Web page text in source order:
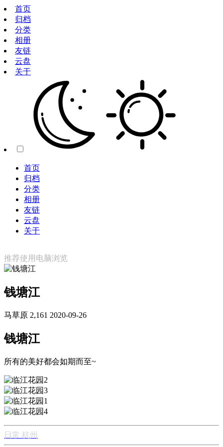
首页
归档
分类
相册
友链
云盘
关于
首页
归档
分类
相册
友链
云盘
关于
推荐使用电脑浏览
钱塘江
马草原 2,161 2020-09-26
钱塘江
所有的美好都会如期而至~
日常 杭州